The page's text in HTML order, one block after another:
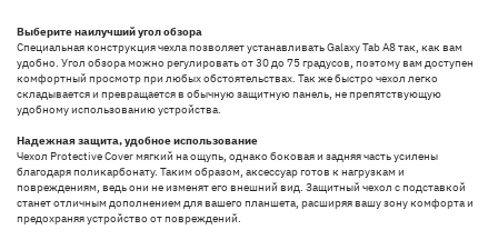
Выберите наилучший угол обзора
Специальная конструкция чехла позволяет устанавливать Galaxy Tab A8 так, как вам
удобно. Угол обзора можно регулировать от 30 до 75 градусов, поэтому вам доступен
комфортный просмотр при любых обстоятельствах. Так же быстро чехол легко
складывается и превращается в обычную защитную панель, не препятствующую
удобному использованию устройства.
Надежная защита, удобное использование
Чехол Protective Cover мягкий на ощупь, однако боковая и задняя часть усилены
благодаря поликарбонату. Таким образом, аксессуар готов к нагрузкам и
повреждениям, ведь они не изменят его внешний вид. Защитный чехол с подставкой
станет отличным дополнением для вашего планшета, расширяя вашу зону комфорта и
предохраняя устройство от повреждений.